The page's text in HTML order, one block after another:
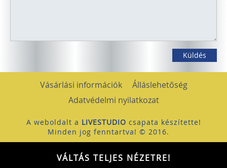
Vásárlási információk
Álláslehetőség
Adatvédelmi nyilatkozat
A weboldalt a LIVESTUDIO csapata készítette!
Minden jog fenntartva! © 2016.
VÁLTÁS TELJES NÉZETRE!